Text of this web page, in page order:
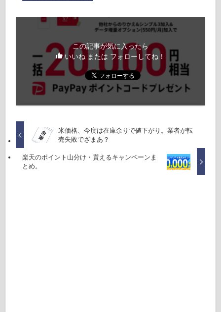
この記事が気に入ったら
いいね または フォローしてね！
米価格、今度は在庫余りで値下がり。業者が転
売失敗でざまあ？
楽天のポイント山分け・貰えるキャンペーンま
とめ。